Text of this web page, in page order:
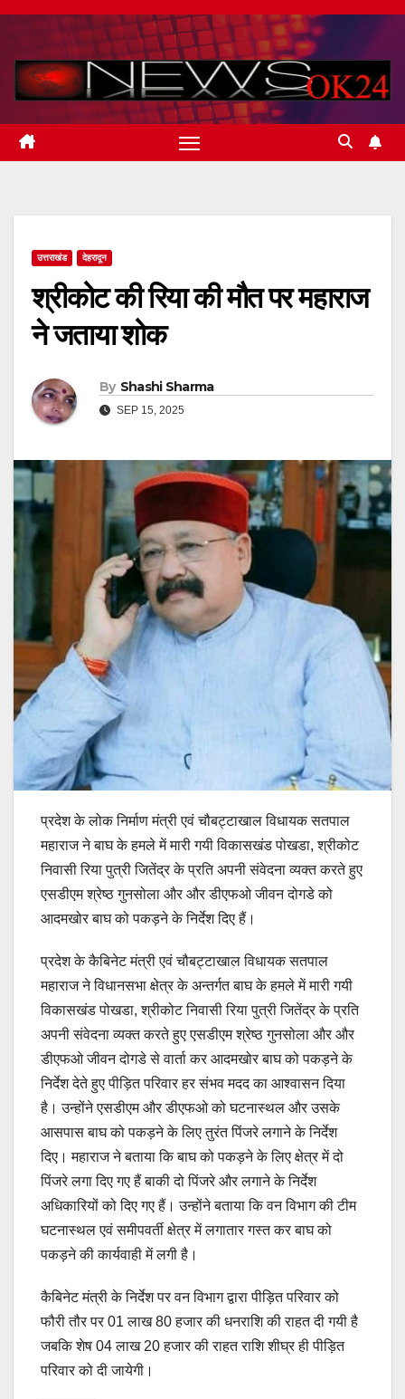
Skip
content
उत्तराखंड देहरादून
श्रीकोट की रिया की मौत पर महाराज
ने जताया शोक
By Shashi Sharma
SEP 15, 2025
प्रदेश के लोक निर्माण मंत्री एवं चौबट्टाखाल विधायक सतपाल
महाराज ने बाघ के हमले में मारी गयी विकासखंड पोखडा, श्रीकोट
निवासी रिया पुत्री जितेंद्र के प्रति अपनी संवेदना व्यक्त करते हुए
एसडीएम श्रेष्ठ गुनसोला और और डीएफओ जीवन दोगडे को
आदमखोर बाघ को पकड़ने के निर्देश दिए हैं।
प्रदेश के कैबिनेट मंत्री एवं चौबट्टाखाल विधायक सतपाल
महाराज ने विधानसभा क्षेत्र के अन्तर्गत बाघ के हमले में मारी गयी
विकासखंड पोखडा, श्रीकोट निवासी रिया पुत्री जितेंद्र के प्रति
अपनी संवेदना व्यक्त करते हुए एसडीएम श्रेष्ठ गुनसोला और और
डीएफओ जीवन दोगडे से वार्ता कर आदमखोर बाघ को पकड़ने के
निर्देश देते हुए पीड़ित परिवार हर संभव मदद का आश्वासन दिया
है। उन्होंने एसडीएम और डीएफओ को घटनास्थल और उसके
आसपास बाघ को पकड़ने के लिए तुरंत पिंजरे लगाने के निर्देश
दिए। महाराज ने बताया कि बाघ को पकड़ने के लिए क्षेत्र में दो
पिंजरे लगा दिए गए हैं बाकी दो पिंजरे और लगाने के निर्देश
अधिकारियों को दिए गए हैं। उन्होंने बताया कि वन विभाग की टीम
घटनास्थल एवं समीपवर्ती क्षेत्र में लगातार गस्त कर बाघ को
पकड़ने की कार्यवाही में लगी है।
कैबिनेट मंत्री के निर्देश पर वन विभाग द्वारा पीड़ित परिवार को
फौरी तौर पर 01 लाख 80 हजार की धनराशि की राहत दी गयी है
जबकि शेष 04 लाख 20 हजार की राहत राशि शीघ्र ही पीड़ित
परिवार को दी जायेगी।